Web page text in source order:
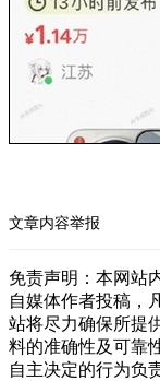
文章内容举报
免责声明：本网站
自媒体作者投稿，
站将尽力确保所提
料的准确性及可靠
自主决定的行为负